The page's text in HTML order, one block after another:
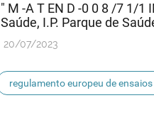
" M -A T EN D -0 0 8 /7 1/
Saúde, I.P. Parque de
20/07/2023
regulamento europeu de